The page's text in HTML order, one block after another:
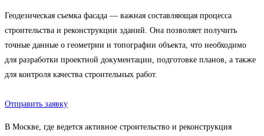
Геодезическая съемка фасада — важная составляющая процесса
строительства и реконструкции зданий. Она позволяет получить
точные данные о геометрии и топографии объекта, что необходимо
для разработки проектной документации, подготовке планов, а также
для контроля качества строительных работ.
Отправить заявку
В Москве, где ведется активное строительство и реконструкция